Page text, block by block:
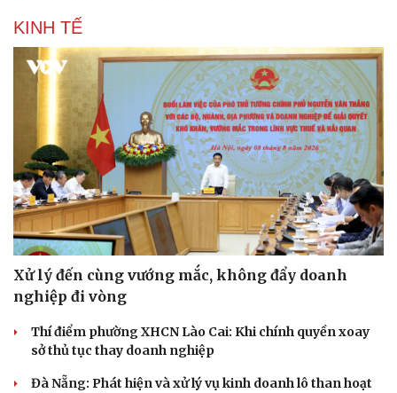
KINH TẾ
Xử lý đến cùng vướng mắc, không đẩy doanh
nghiệp đi vòng
Thí điểm phường XHCN Lào Cai: Khi chính quyền xoay
sở thủ tục thay doanh nghiệp
Đà Nẵng: Phát hiện và xử lý vụ kinh doanh lô than hoạt